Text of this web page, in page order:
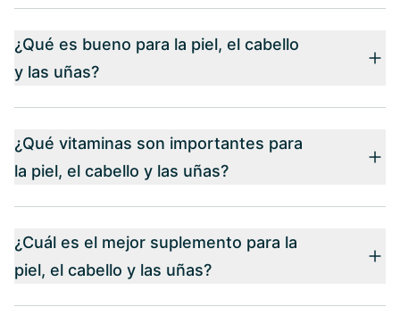
¿Qué es bueno para la piel, el cabello
y las uñas?
¿Qué vitaminas son importantes para
la piel, el cabello y las uñas?
¿Cuál es el mejor suplemento para la
piel, el cabello y las uñas?